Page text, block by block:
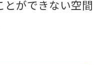
とができない空間